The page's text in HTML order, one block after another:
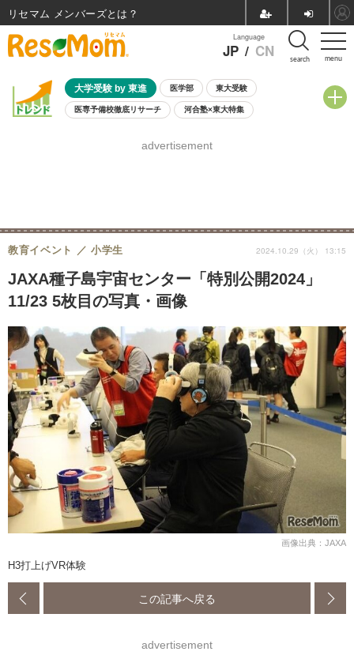
menu
Language
JP / CN search
大学受験 by 東進 医学部 東大受験
医専予備校徹底リサーチ 河合塾×東大特集
8月開催学校説明会・相談会
advertisement
JAXA種子島宇宙センター「特別公開2024」
11/23 5枚目の写真・画像
教育イベント 小学生 2024.10.29（火） 13:15
画像出典：JAXA
H3打上げVR体験
この記事へ戻る
advertisement
リセマム メンバーズ